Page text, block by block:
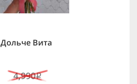
Дольче Вита
4,990i